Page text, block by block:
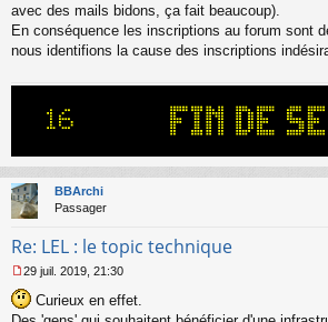
g
e
n
n
avec des mails bidons, ça fait beaucoup).
En conséquence les inscriptions au forum sont
nous identifions la cause des inscriptions
BBArchi
Passager
Re: LEL : le topic technique
e
s
29 juil. 2019, 21:30
Curieux en effet.